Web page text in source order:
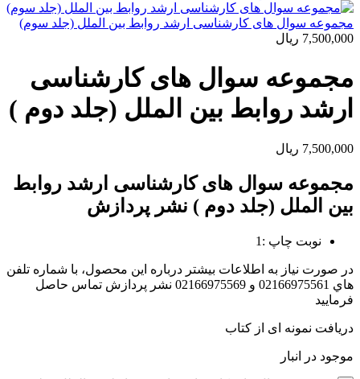
مجموعه سوال های کارشناسی ارشد روابط بین الملل (جلد سوم)
7,500,000 ریال
مجموعه سوال های کارشناسی
ارشد روابط بین الملل (جلد دوم )
7,500,000 ریال
مجموعه سوال های کارشناسی ارشد روابط
بین الملل (جلد دوم ) نشر پردازش
نوبت چاپ :1
در صورت نياز به اطلاعات بيشتر درباره اين محصول، با شماره تلفن
هاي 02166975561 و 02166975569 نشر پردازش تماس حاصل
فرماييد
دریافت نمونه ای از کتاب
موجود در انبار